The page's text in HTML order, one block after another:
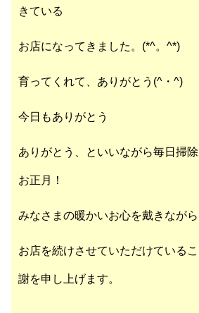
きている
お店になってきました。(*^。^*)
育ってくれて、ありがとう(^・^)
今日もありがとう
ありがとう、といいながら毎日掃
お正月！
みなさまの暖かいお心を戴きながら
お店を続けさせていただけている
謝を申し上げます。